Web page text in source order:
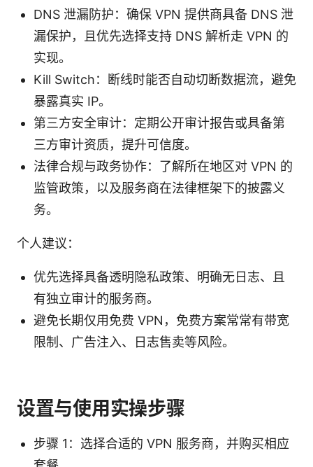
DNS 泄漏防护：确保 VPN 提供商具备 DNS 泄
漏保护，且优先选择支持 DNS 解析走 VPN 的
实现。
Kill Switch：断线时能否自动切断数据流，避免
暴露真实 IP。
第三方安全审计：定期公开审计报告或具备第
三方审计资质，提升可信度。
法律合规与政务协作：了解所在地区对 VPN 的
监管政策，以及服务商在法律框架下的披露义
务。
个人建议：
优先选择具备透明隐私政策、明确无日志、且
有独立审计的服务商。
避免长期仅用免费 VPN，免费方案常常有带宽
限制、广告注入、日志售卖等风险。
设置与使用实操步骤
步骤 1：选择合适的 VPN 服务商，并购买相应